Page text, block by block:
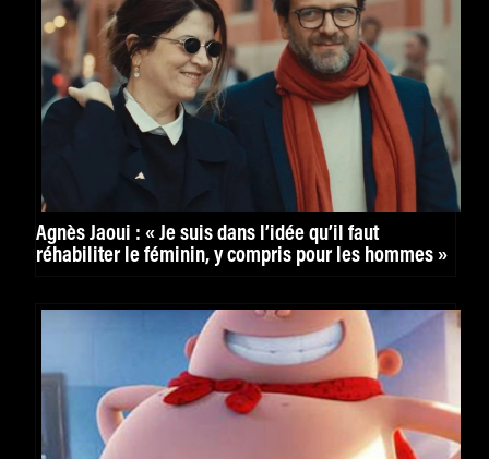
Agnès Jaoui : « Je suis dans l’idée qu’il faut
réhabiliter le féminin, y compris pour les hommes »